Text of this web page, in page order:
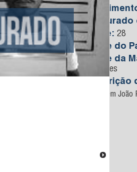
Capturado
Idade: 28
Nome do
Nome da
Marques
Descrição
Preso em